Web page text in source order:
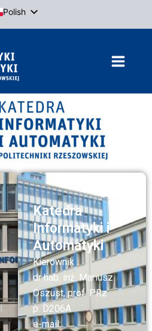
Polish
English
Katedra
Informatyki i
Automatyki
Kierownik
dr hab. inż. Mariusz
Oszust, prof. PRz
p. D206A
e-mail: